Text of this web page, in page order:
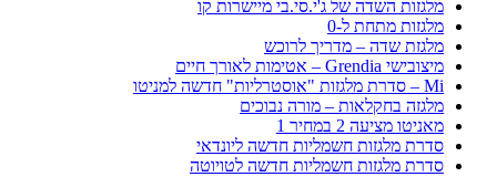
מלגזות השדה של ג'י.סי.בי מיישרות קו
מלגזות מתחת ל-0
מלגזת שדה – מדריך לרוכש
מיצובישי Grendia – אטימות לאורך חיים
Mi – סדרת מלגזות "אוסטרליות" חדשה למניטו
מלגזה בחקלאות – מורה נבוכים
מאניטו מציעה 2 במחיר 1
סדרת מלגזות חשמליות חדשה ליונדאי
סדרת מלגזות חשמליות חדשה לטויוטה